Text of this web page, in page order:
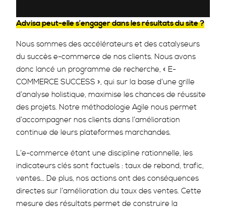
Advisa peut-elle s’engager dans les résultats du site ?
Nous sommes des accélérateurs et des catalyseurs
du succès e-commerce de nos clients. Nous avons
donc lancé un programme de recherche, « E-
COMMERCE SUCCESS », qui sur la base d’une grille
d’analyse holistique, maximise les chances de réussite
des projets. Notre méthodologie Agile nous permet
d’accompagner nos clients dans l’amélioration
continue de leurs plateformes marchandes.
L’e-commerce étant une discipline rationnelle, les
indicateurs clés sont factuels : taux de rebond, trafic,
ventes… De plus, nos actions ont des conséquences
directes sur l’amélioration du taux des ventes. Cette
mesure des résultats permet de construire la